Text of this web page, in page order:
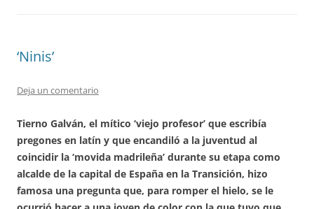
‘Ninis’
Deja un comentario
Tierno Galván, el mítico ‘viejo profesor’ que escribía
pregones en latín y que encandiló a la juventud al
coincidir la ‘movida madrileña’ durante su etapa como
alcalde de la capital de España en la Transición, hizo
famosa una pregunta que, para romper el hielo, se le